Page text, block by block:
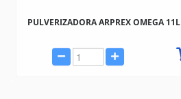
PULVERIZADORA ARPREX OMEGA 11L